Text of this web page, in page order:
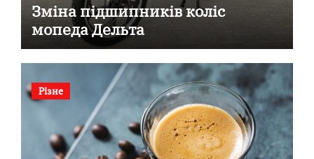
Зміна підшипників коліс
мопеда Дельта
Різне